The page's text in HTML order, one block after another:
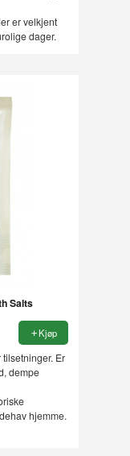
er velkjent
dager.
Salts
Kjøp
Er
dempe
hjemme.